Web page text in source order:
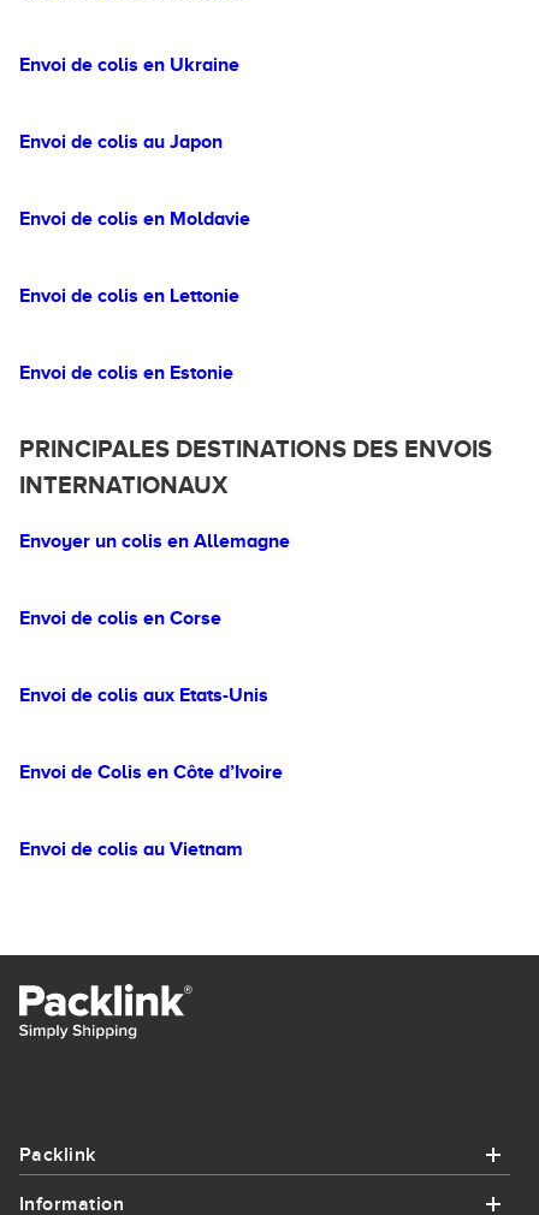
Envoi de colis en Ukraine
Envoi de colis au Japon
Envoi de colis en Moldavie
Envoi de colis en Lettonie
Envoi de colis en Estonie
PRINCIPALES DESTINATIONS DES ENVOIS
INTERNATIONAUX
Envoyer un colis en Allemagne
Envoi de colis en Corse
Envoi de colis aux Etats-Unis
Envoi de Colis en Côte d’Ivoire
Envoi de colis au Vietnam
Packlink
Information